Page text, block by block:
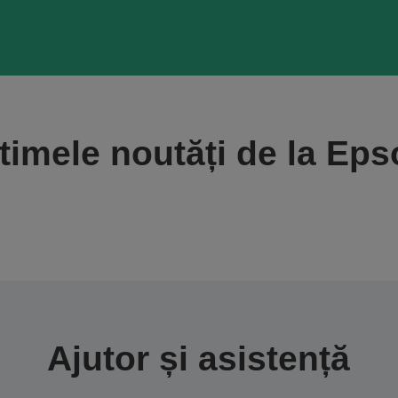
noutăți de la
Ajutor și asistență